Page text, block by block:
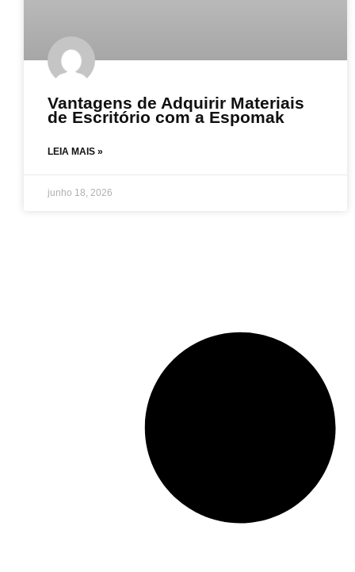
Vantagens de Adquirir Materiais
de Escritório com a Espomak
LEIA MAIS »
junho 18, 2026